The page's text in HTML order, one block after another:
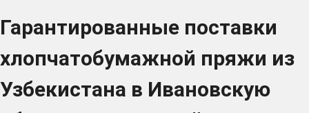
Гарантированные поставки
хлопчатобумажной пряжи из
Узбекистана в Ивановскую